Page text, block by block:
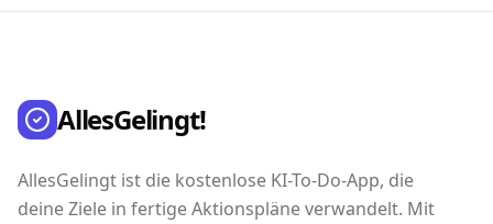
AllesGelingt!
AllesGelingt ist die kostenlose KI-To-Do-App, die
deine Ziele in fertige Aktionspläne verwandelt. Mit